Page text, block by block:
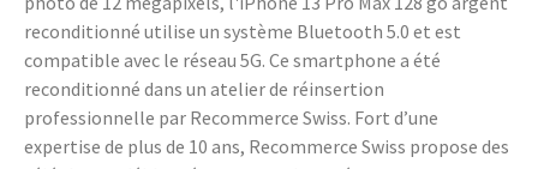
reconditionné utilise un système Bluetooth 5.0 et est
compatible avec le réseau 5G. Ce smartphone a été
reconditionné dans un atelier de réinsertion
professionnelle par Recommerce Swiss. Fort d’une
expertise de plus de 10 ans, Recommerce Swiss propose des